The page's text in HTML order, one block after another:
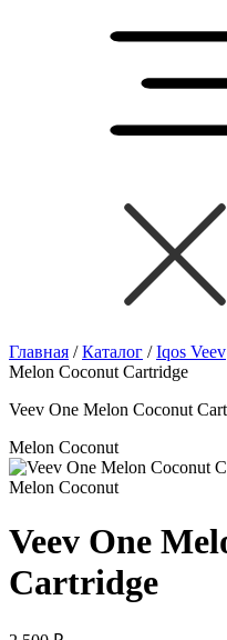
Главная /Каталог /Iqos Veev
Melon Coconut Cartridge
Veev One Melon Coconut
Melon Coconut
Melon Coconut
Veev One
Cartridge